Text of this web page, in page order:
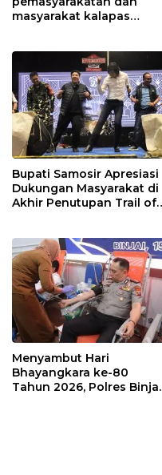
masyarakat kalapas
Binaan pemasyarakatan
Bupati Samosir Apresiasi
Dukungan Masyarakat di
Akhir Penutupan Trail of
Menyambut Hari
Bhayangkara ke-80
Tahun 2026, Polres Binjai